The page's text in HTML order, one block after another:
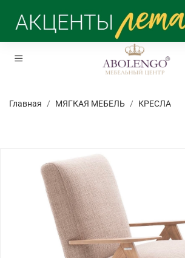
Главная МЯГКАЯ МЕБЕЛЬ КРЕСЛА